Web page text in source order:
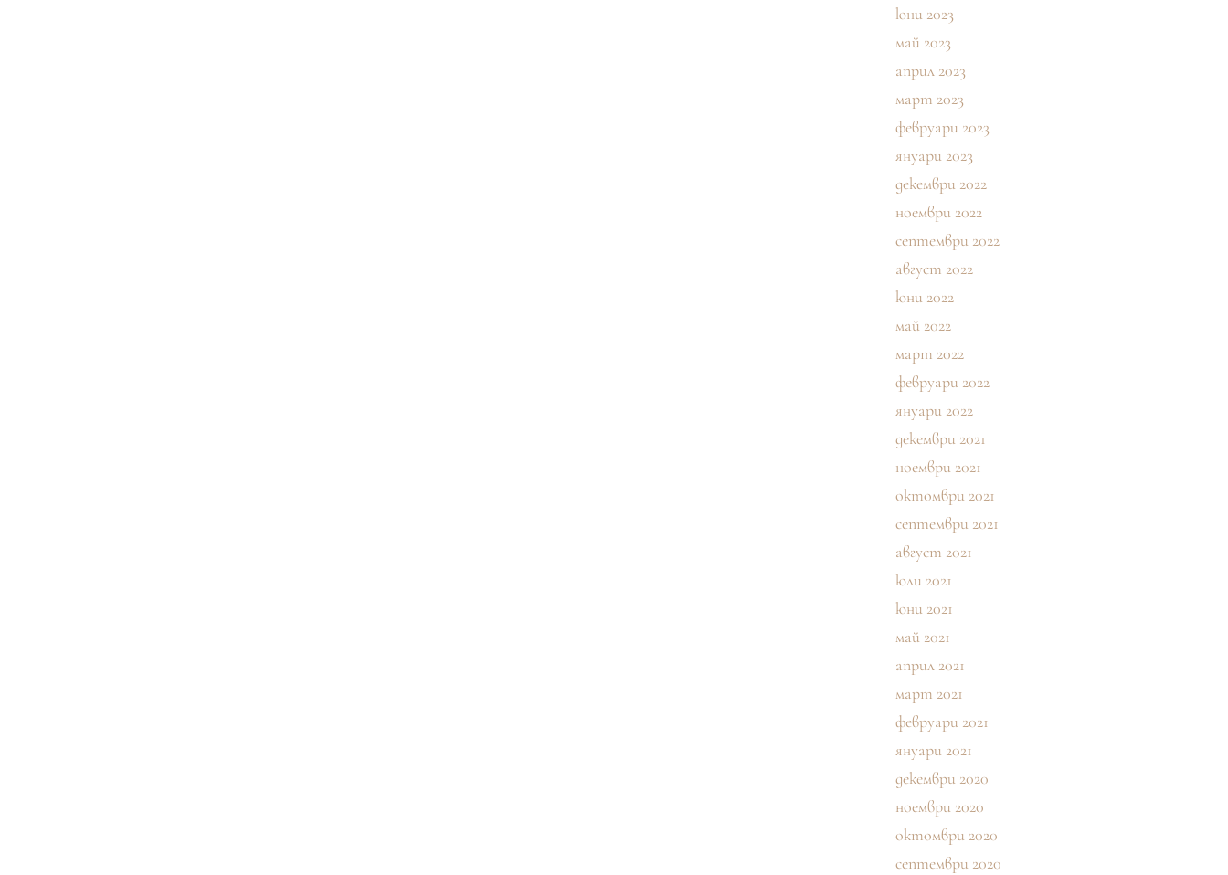
юни 2023
май 2023
април 2023
март 2023
февруари 2023
януари 2023
декември 2022
ноември 2022
септември 2022
август 2022
юни 2022
май 2022
март 2022
февруари 2022
януари 2022
декември 2021
ноември 2021
октомври 2021
септември 2021
август 2021
юли 2021
юни 2021
май 2021
април 2021
март 2021
февруари 2021
януари 2021
декември 2020
ноември 2020
октомври 2020
септември 2020